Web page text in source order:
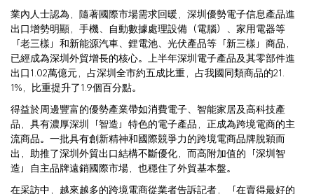
業內人士認為，隨著國際市場需求回暖，深圳優勢電子信息產品進
出口增勢明顯，手機、自動數據處理設備（電腦）、家用電器等
「老三樣」和新能源汽車、鋰電池、光伏產品等「新三樣」商品，
已經成為深圳外貿增長的核心。上半年深圳電子產品及其零部件進
出口1.02萬億元，占深圳全市約五成比重，占我國同類商品的21.
1%，比重提升了1.9個百分點。
得益於周邊豐富的優勢產業帶如消費電子、智能家居及高科技產
品，具有濃厚深圳「智造」特色的電子產品，正成為跨境電商的主
流商品。一批具有創新精神和國際競爭力的跨境電商品牌脫穎而
出，助推了深圳外貿出口結構不斷優化，而高附加值的「深圳智
造」自主品牌遠銷國際市場，也穩住了外貿基本盤。
在采訪中，越來越多的跨境電商從業者告訴記者，「在賣得最好的